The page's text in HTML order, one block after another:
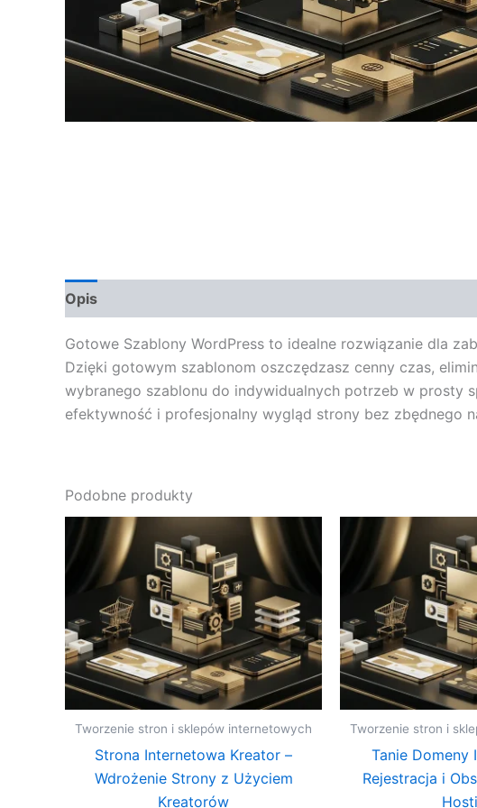
Opis
Gotowe Szablony WordPress to idealne rozwiązanie dla
Dzięki gotowym szablonom oszczędzasz cenny czas,
wybranego szablonu do indywidualnych potrzeb w prosty
efektywność i profesjonalny wygląd strony bez zbędnego
Podobne produkty
Tworzenie stron i sklepów internetowych
Strona Internetowa Kreator –
Wdrożenie Strony z Użyciem
Kreatorów
Tworzenie stron i
Tanie Domeny
Rejestracja i